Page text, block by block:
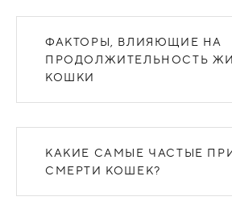
ФАКТОРЫ, ВЛИЯЮЩИЕ НА
ПРОДОЛЖИТЕЛЬНОСТЬ
КОШКИ
КАКИЕ САМЫЕ ЧАСТЫЕ
СМЕРТИ КОШЕК?